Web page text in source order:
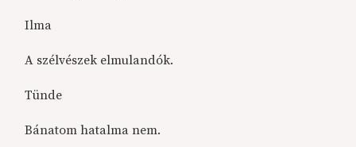
Ilma
A szélvészek elmulandók.
Tünde
Bánatom hatalma nem.